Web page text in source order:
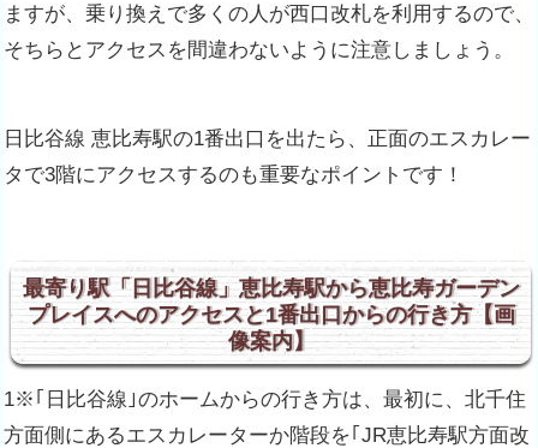
ますが、乗り換えで多くの人が西口改札を利用するので、
そちらとアクセスを間違わないように注意しましょう。
日比谷線 恵比寿駅の1番出口を出たら、正面のエスカレー
タで3階にアクセスするのも重要なポイントです！
最寄り駅「日比谷線」恵比寿駅から恵比寿ガーデン
プレイスへのアクセスと1番出口からの行き方【画
像案内】
1※｢日比谷線｣のホームからの行き方は、最初に、北千住
方面側にあるエスカレーターか階段を｢JR恵比寿駅方面改